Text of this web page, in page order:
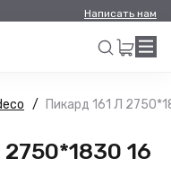
Написать нам
Искать
Пикард 161 Л
16